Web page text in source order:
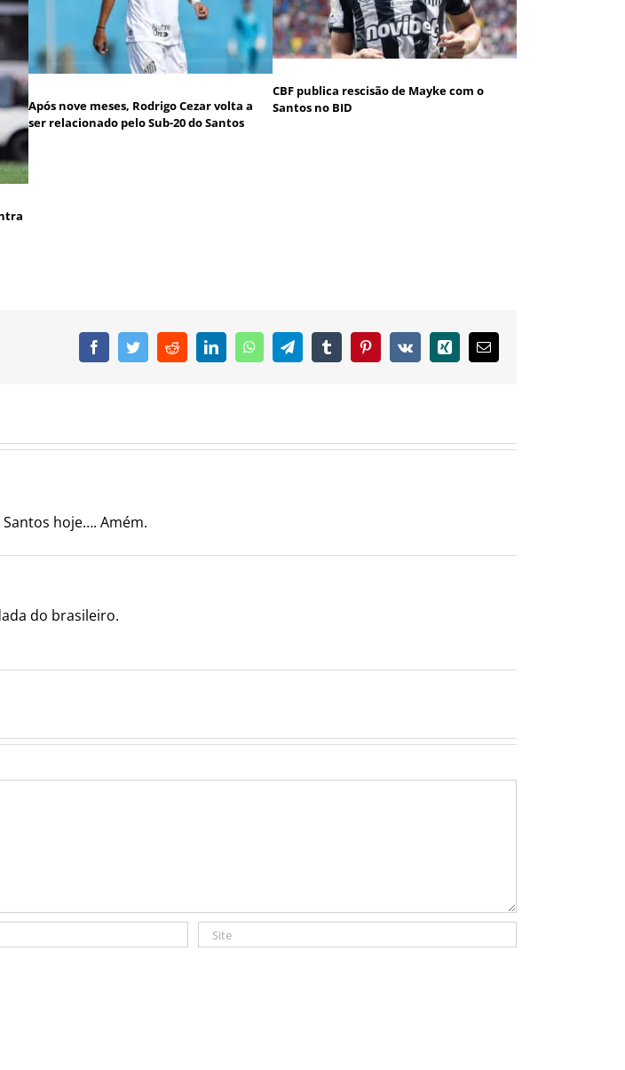
Após nove meses, Rodrigo Cezar volta a
ser relacionado pelo Sub-20 do Santos
CBF publica rescisão de Mayke com o
Santos no BID
FacebookTwitterRedditLinkedInWhatsAppTelegramTumblr PinterestVk Xing
E-
mail
hoje…. Amém.
do brasileiro.